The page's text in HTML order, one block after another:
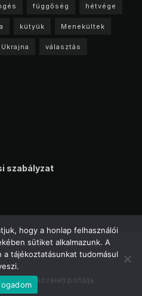
függőség hétvége
kütyük Menekültek
Ukrajna választás
szabályzat
online közéleti portálja
hogy a honlap felhasználói
sütiket alkalmazunk. A
a tájékoztatásunkat tudomásul